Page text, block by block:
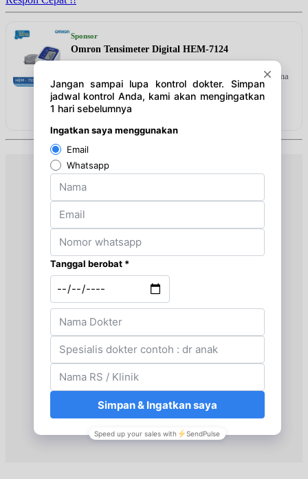
Jam 09:00 - 12:00
Rabu, 26/08/2026
Jam 18:00 - 20:00
Jam 13:00 - 15:00
Sabtu, 29/08/2026
Jam 15:00 - 18:00
Selasa, 01/09/2026
Jam 09:00 - 12:00
Rabu, 02/09/2026
Jam 18:00 - 20:00
Jumat, 04/09/2026
Jam 13:00 - 15:00
Sabtu, 05/09/2026
Jam 15:00 - 18:00
Selasa, 08/09/2026
Sponsor
Omron Tensimeter Digital HEM-7124
Perangkat digital praktis untuk memantau kesehatan
mandiri di rumah. Alat ini mendeteksi tiga indikator utama
—gula darah, kolesterol, dan asam urat—secara cepat,
akurat, dan higienis hanya dengan satu alat